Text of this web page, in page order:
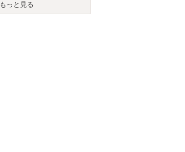
もっと見る